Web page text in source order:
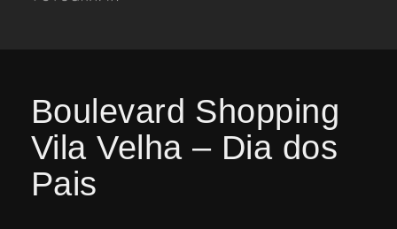
Boulevard Shopping
Vila Velha – Dia dos
Pais